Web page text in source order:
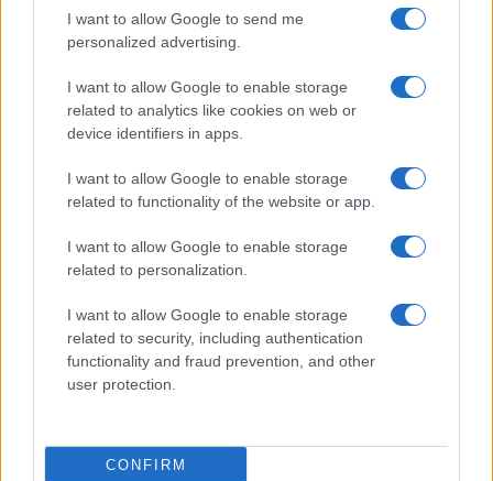
I want to allow Google to send me
personalized advertising.
I want to allow Google to enable storage
related to analytics like cookies on web or
device identifiers in apps.
I want to allow Google to enable storage
related to functionality of the website or app.
I want to allow Google to enable storage
related to personalization.
I want to allow Google to enable storage
related to security, including authentication
functionality and fraud prevention, and other
user protection.
CONFIRM
e rimettono capitale
Linda Pellegrini · 7 Lug 2026
B2B NEWS